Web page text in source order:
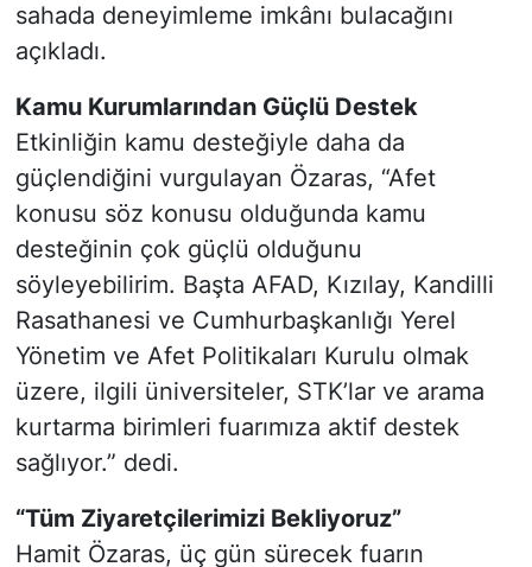
sahada deneyimleme imkânı bulacağını
açıkladı.
Kamu Kurumlarından Güçlü Destek
Etkinliğin kamu desteğiyle daha da
güçlendiğini vurgulayan Özaras, “Afet
konusu söz konusu olduğunda kamu
desteğinin çok güçlü olduğunu
söyleyebilirim. Başta AFAD, Kızılay, Kandilli
Rasathanesi ve Cumhurbaşkanlığı Yerel
Yönetim ve Afet Politikaları Kurulu olmak
üzere, ilgili üniversiteler, STK’lar ve arama
kurtarma birimleri fuarımıza aktif destek
sağlıyor.” dedi.
“Tüm Ziyaretçilerimizi Bekliyoruz”
Hamit Özaras, üç gün sürecek fuarın